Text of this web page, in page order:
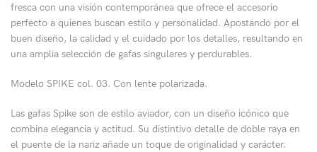
fresca con una visión contemporánea que ofrece el accesorio
perfecto a quienes buscan estilo y personalidad. Apostando por el
buen diseño, la calidad y el cuidado por los detalles, resultando en
una amplia selección de gafas singulares y perdurables.
Modelo SPIKE col. 03. Con lente polarizada.
Las gafas Spike son de estilo aviador, con un diseño icónico que
combina elegancia y actitud. Su distintivo detalle de doble raya en
el puente de la nariz añade un toque de originalidad y carácter.